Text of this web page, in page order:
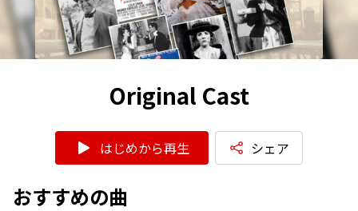
Original Cast
はじめから再生 シェア
おすすめの曲